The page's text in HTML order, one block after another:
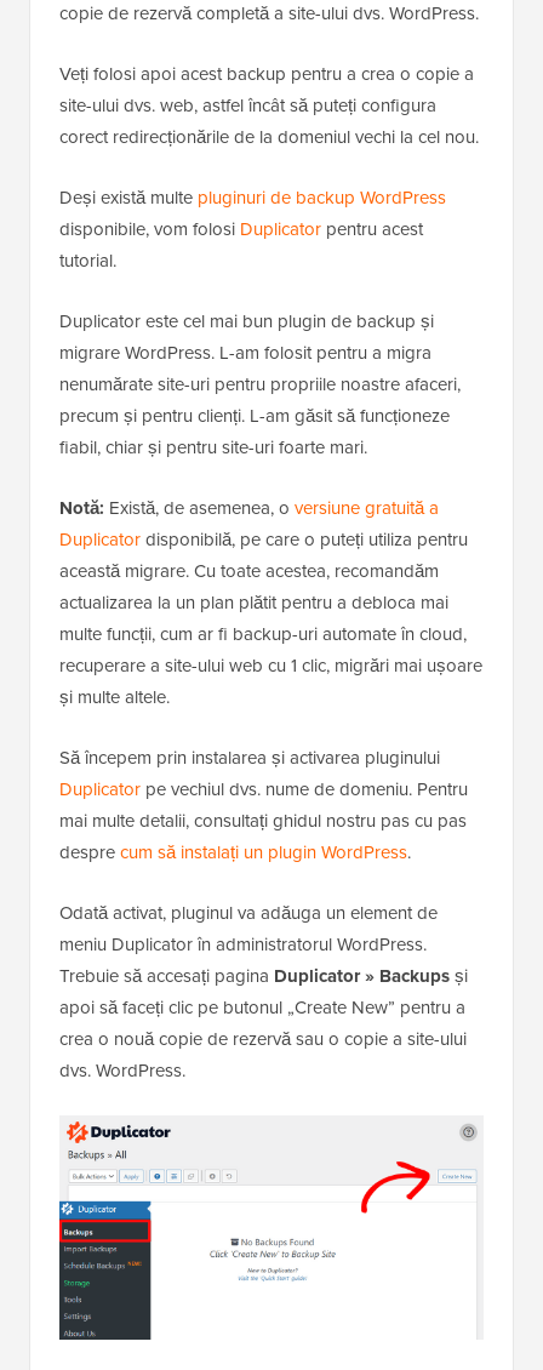
copie de rezervă completă a site-ului dvs. WordPress.
Veți folosi apoi acest backup pentru a crea o copie a
site-ului dvs. web, astfel încât să puteți configura
corect redirecționările de la domeniul vechi la cel nou.
Deși există multe pluginuri de backup WordPress
disponibile, vom folosi Duplicator pentru acest
tutorial.
Duplicator este cel mai bun plugin de backup și
migrare WordPress. L-am folosit pentru a migra
nenumărate site-uri pentru propriile noastre afaceri,
precum și pentru clienți. L-am găsit să funcționeze
fiabil, chiar și pentru site-uri foarte mari.
Notă: Există, de asemenea, o versiune gratuită a
Duplicatordisponibilă, pe care o puteți utiliza pentru
această migrare. Cu toate acestea, recomandăm
actualizarea la un plan plătit pentru a debloca mai
multe funcții, cum ar fi backup-uri automate în cloud,
recuperare a site-ului web cu 1 clic, migrări mai ușoare
și multe altele.
Să începem prin instalarea și activarea pluginului
Duplicator pe vechiul dvs. nume de domeniu. Pentru
mai multe detalii, consultați ghidul nostru pas cu pas
desprecum să instalați un plugin WordPress.
Odată activat, pluginul va adăuga un element de
meniu Duplicator în administratorul WordPress.
Trebuie să accesați pagina Duplicator » Backupsși
apoi să faceți clic pe butonul „Create New” pentru a
crea o nouă copie de rezervă sau o copie a site-ului
dvs. WordPress.